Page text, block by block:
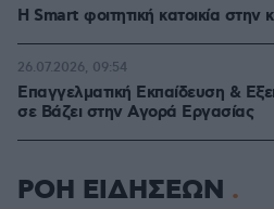
Η Smart φοιτητική κατοικία στην
Επαγγελματική Εκπαίδευση &
σε Bάζει στην Aγορά Eργασίας
26.07.2026, 09:54
ΡΟΗ ΕΙΔΗΣΕΩΝ